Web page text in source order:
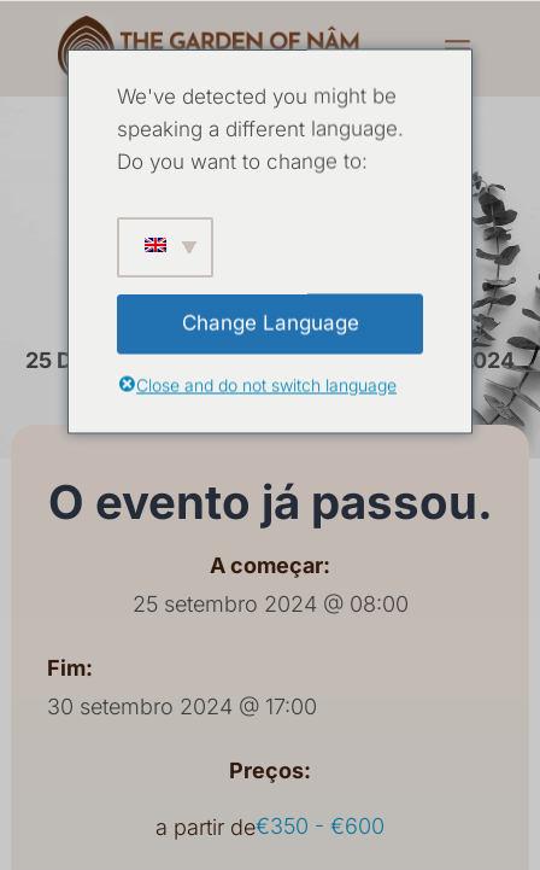
Retiro de Qi Gong
setembro 2024
25 DE SETEMBRO-30 DE SETEMBRO DE 2024
O evento já passou.
A começar:
25 setembro 2024 @ 08:00
Fim:
30 setembro 2024 @ 17:00
Preços:
a partir de€350 - €600
We've detected you might be
speaking a different language.
Do you want to change to:
Change Language
Close and do not switch language